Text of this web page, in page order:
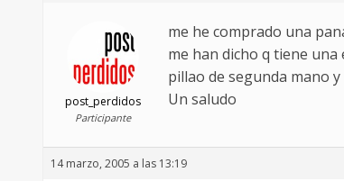
post_perdidos
Participante
me he comprado una
me han dicho q tiene una
pillao de segunda mano
Un saludo
14 marzo, 2005 a las 13:19